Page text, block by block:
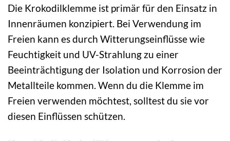
Die Krokodilklemme ist primär für den Einsatz in
Innenräumen konzipiert. Bei Verwendung im
Freien kann es durch Witterungseinflüsse wie
Feuchtigkeit und UV-Strahlung zu einer
Beeinträchtigung der Isolation und Korrosion der
Metallteile kommen. Wenn du die Klemme im
Freien verwenden möchtest, solltest du sie vor
diesen Einflüssen schützen.